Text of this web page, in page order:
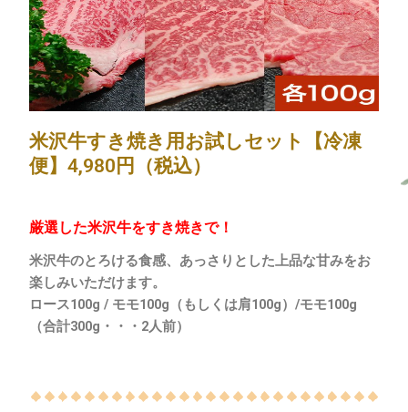
米沢牛すき焼き用お試しセット【冷凍
便】4,980円（税込）
厳選した米沢牛をすき焼きで！
米沢牛のとろける食感、あっさりとした上品な甘みをお
楽しみいただけます。
ロース100g / モモ100g（もしくは肩100g）/モモ100g
（合計300g・・・2人前）